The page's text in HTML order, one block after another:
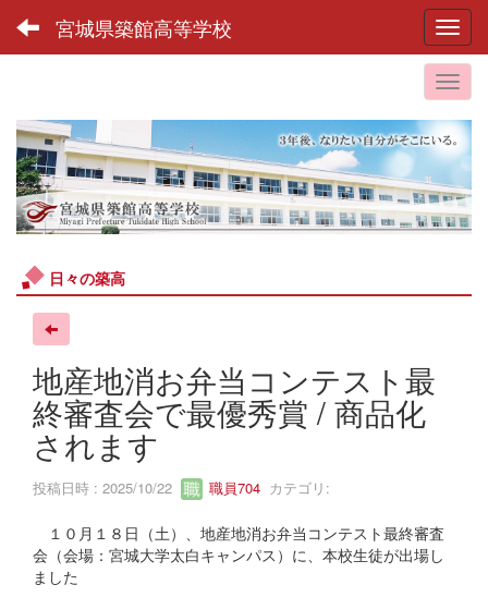
宮城県築館高等学校
日々の築高
地産地消お弁当コンテスト最
終審査会で最優秀賞 / 商品化
されます
投稿日時 : 2025/10/22 職員704 カテゴリ:
１０月１８日（土）、地産地消お弁当コンテスト最終審査
会（会場：宮城大学太白キャンパス）に、本校生徒が出場し
ました